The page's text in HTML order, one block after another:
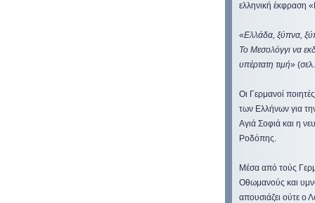
ελληνική έκφραση
«Ελλάδα, ξύπνα,
Το Μεσολόγγι να
υπέρτατη τιμή»
Οι Γερμανοί
των Ελλήνων για
Αγιά Σοφιά και η
Ροδόπης.
Μέσα από τούς
Οθωμανούς και
απουσιάζει ούτε ο